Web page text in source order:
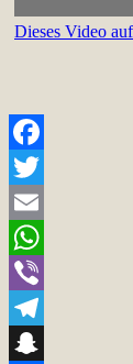
Dieses Video
Facebook
Twitter
Email
WhatsApp
Viber
Telegram